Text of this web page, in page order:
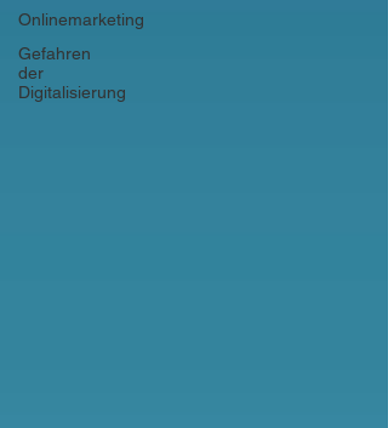
Onlinemarketing
Gefahren
der
Digitalisierung